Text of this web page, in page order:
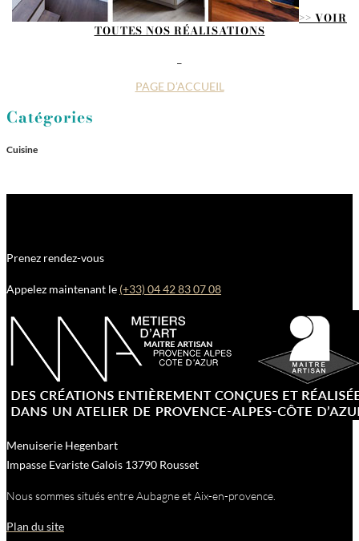
>> VOIR
TOUTES NOS RÉALISATIONS
PAGE D’ACCUEIL
Catégories
Cuisine
Prenez rendez-vous
Appelez maintenant le (+33) 04 42 83 07 08
Menuiserie Hegenbart
Impasse Evariste Galois 13790 Rousset
Nous sommes situés entre Aubagne et Aix-en-provence.
Plan du site